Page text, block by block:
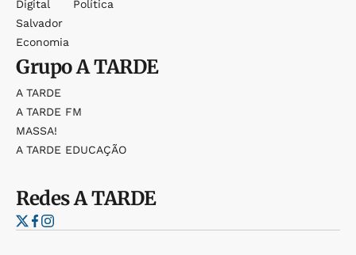
Digital
Salvador
Economia
Política
GrupoA TARDE
A TARDE
A TARDE FM
MASSA!
A TARDE EDUCAÇÃO
RedesA TARDE